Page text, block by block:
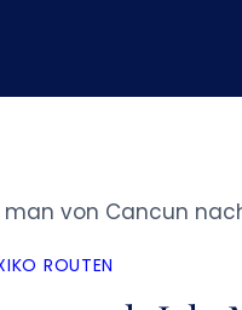
von Cancun
ROUTEN